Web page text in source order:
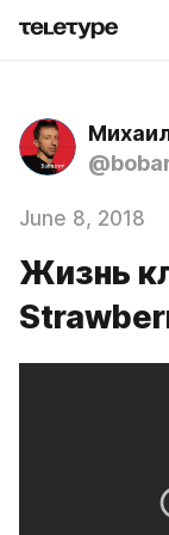
June 8, 2018
Жизнь